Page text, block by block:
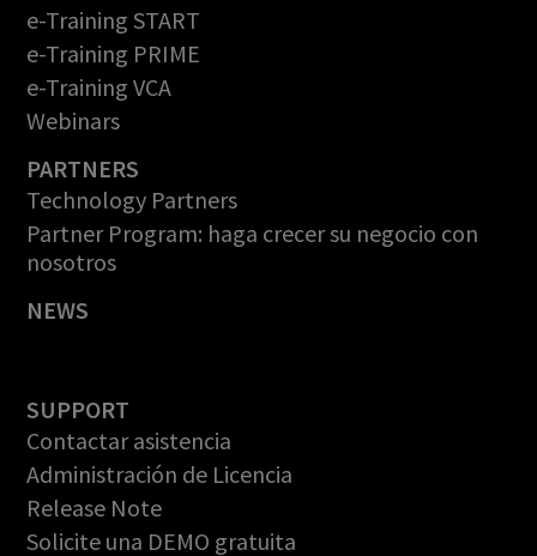
e-Training START
e-Training PRIME
e-Training VCA
Webinars
PARTNERS
Technology Partners
Partner Program: haga crecer su negocio con
nosotros
NEWS
SUPPORT
Contactar asistencia
Administración de Licencia
Release Note
Solicite una DEMO gratuita